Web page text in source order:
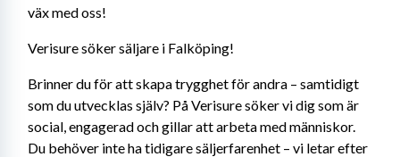
väx med oss!
Verisure söker säljare i Falköping!
Brinner du för att skapa trygghet för andra – samtidigt
som du utvecklas själv? På Verisure söker vi dig som är
social, engagerad och gillar att arbeta med människor.
Du behöver inte ha tidigare säljerfarenhet – vi letar efter